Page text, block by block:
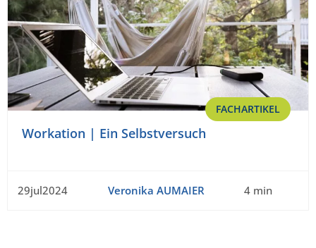
FACHARTIKEL
Workation | Ein Selbstversuch
29jul2024 Veronika AUMAIER 4 min